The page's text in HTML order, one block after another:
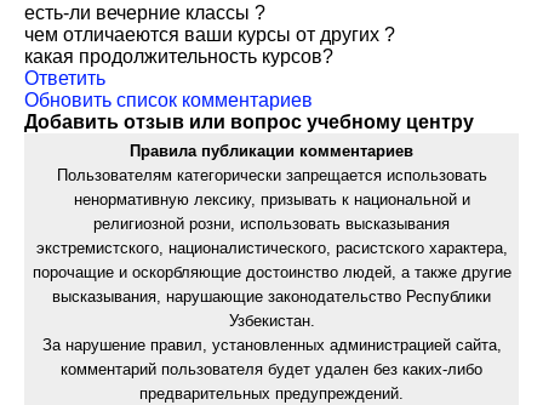
есть-ли вечерние классы ?
чем отличаеются ваши курсы от других ?
какая продолжительность курсов?
Ответить
Обновить список комментариев
Добавить отзыв или вопрос учебному центру
Правила публикации комментариев
Пользователям категорически запрещается использовать
ненормативную лексику, призывать к национальной и
религиозной розни, использовать высказывания
экстремистского, националистического, расистского характера,
порочащие и оскорбляющие достоинство людей, а также другие
высказывания, нарушающие законодательство Республики
Узбекистан.
За нарушение правил, установленных администрацией сайта,
комментарий пользователя будет удален без каких-либо
предварительных предупреждений.